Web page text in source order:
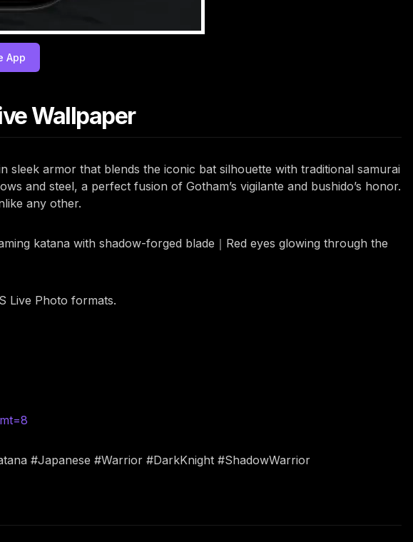
App
Wallpaper
armor that blends the iconic bat silhouette with traditional samurai
and steel, a perfect fusion of Gotham’s vigilante and bushido’s honor.
any other.
katana with shadow-forged blade｜Red eyes glowing through the
Live Photo formats.
#Japanese #Warrior #DarkKnight #ShadowWarrior